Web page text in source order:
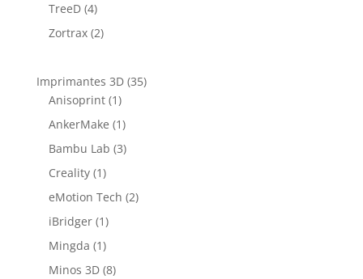
TreeD (4)
Zortrax (2)
Imprimantes 3D (35)
Anisoprint (1)
AnkerMake (1)
Bambu Lab (3)
Creality (1)
eMotion Tech (2)
iBridger (1)
Mingda (1)
Minos 3D (8)